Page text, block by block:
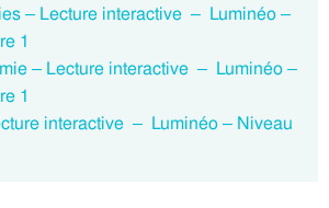
– Lecture interactive – Luminéo –
1
– Lecture interactive – Luminéo –
1
interactive – Luminéo – Niveau